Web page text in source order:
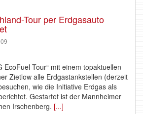
Tour per Erdgasauto
EcoFuel Tour“ mit einem topaktuellen
Zietlow alle Erdgastankstellen (derzeit
wie die Initiative Erdgas als
Gestartet ist der Mannheimer
Irschenberg. [...]